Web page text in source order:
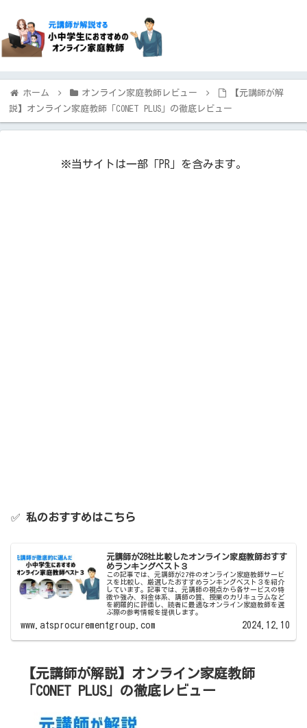
ホーム オンライン家庭教師レビュー
【元講師が解
説】オンライン家庭教師「CONET PLUS」の徹底レビュー
※当サイトは一部「PR」を含みます。
✅ 私のおすすめはこちら
元講師が28社比較したオンライン家庭教師おすす
めランキングベスト３
この記事では、元講師が27件のオンライン家庭教師サービ
スを比較し、厳選したおすすめランキングベスト３を紹介
しています。記事では、元講師の視点から各サービスの特
徴や強み、料金体系、講師の質、授業のカリキュラムなど
を網羅的に評価し、読者に最適なオンライン家庭教師を選
ぶ際の参考情報を提供します。
www.atsprocurementgroup.com 2024.12.10
【元講師が解説】オンライン家庭教師
「CONET PLUS」の徹底レビュー